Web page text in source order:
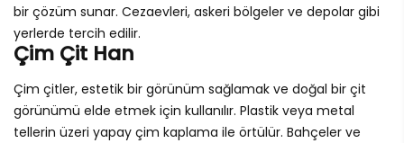
bir çözüm sunar. Cezaevleri, askeri bölgeler ve depolar gibi
yerlerde tercih edilir.
Çim Çit Han
Çim çitler, estetik bir görünüm sağlamak ve doğal bir çit
görünümü elde etmek için kullanılır. Plastik veya metal
tellerin üzeri yapay çim kaplama ile örtülür. Bahçeler ve